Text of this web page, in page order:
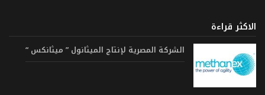
الاكثر قراءة
الشركة المصرية لإنتاج الميثانول ” ميثانكس “